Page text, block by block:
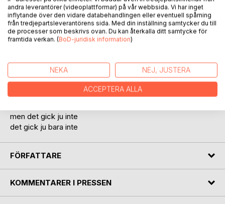
för att det var ett sånt himla sjå med var och en
ett sånt oerhört arbete med var och en
för att hålla alla på ett någorlunda trivsamt humör
för att dom skulle känna sig hemma
en sån krävande insats
för att dom skulle få mat och dryck
tak över huvudet
åtminstone kunna överleva
men det gick ju inte
det gick ju bara inte
FÖRFATTARE
KOMMENTARER I PRESSEN
andra leverantörer (videoplattformar) på vår webbsida. Vi har inget
inflytande över den vidare databehandlingen eller eventuell spårning
från tredjepartsleverantörens sida. Med din inställning samtycker du till
de processer som beskrivs ovan. Du kan återkalla ditt samtycke för
framtida verkan. (BoD-juridisk information)
NEKA NEJ, JUSTERA
ACCEPTERA ALLA